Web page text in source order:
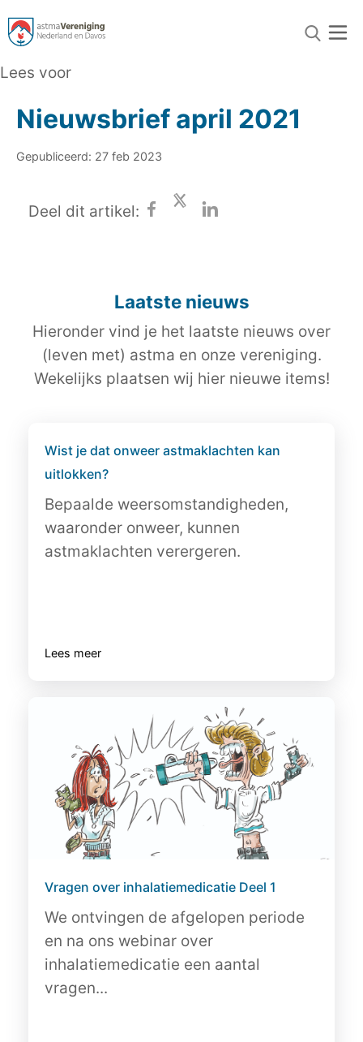
Lees voor
Nieuwsbrief april 2021
Gepubliceerd: 27 feb 2023
Deel dit artikel:
Laatste nieuws
Hieronder vind je het laatste nieuws over
(leven met) astma en onze vereniging.
Wekelijks plaatsen wij hier nieuwe items!
Wist je dat onweer astmaklachten kan
uitlokken?
Bepaalde weersomstandigheden,
waaronder onweer, kunnen
astmaklachten verergeren.
Lees meer
Vragen over inhalatiemedicatie Deel 1
We ontvingen de afgelopen periode
en na ons webinar over
inhalatiemedicatie een aantal
vragen...